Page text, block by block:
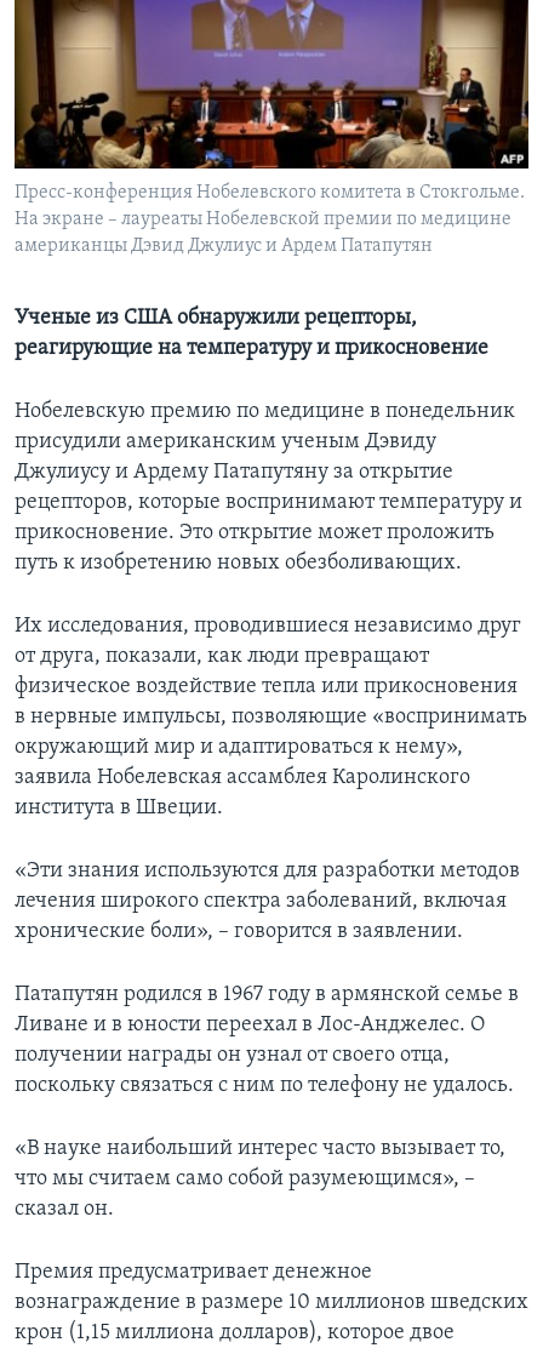
Learning English
СОЦИАЛЬНЫЕ СЕТИ
Языки
Пресс-конференция Нобелевского комитета в Стокгольме.
На экране – лауреаты Нобелевской премии по медицине
американцы Дэвид Джулиус и Ардем Патапутян
Ученые из США обнаружили рецепторы,
реагирующие на температуру и прикосновение
Нобелевскую премию по медицине в понедельник
присудили американским ученым Дэвиду
Джулиусу и Ардему Патапутяну за открытие
рецепторов, которые воспринимают температуру и
прикосновение. Это открытие может проложить
путь к изобретению новых обезболивающих.
Их исследования, проводившиеся независимо друг
от друга, показали, как люди превращают
физическое воздействие тепла или прикосновения
в нервные импульсы, позволяющие «воспринимать
окружающий мир и адаптироваться к нему»,
заявила Нобелевская ассамблея Каролинского
института в Швеции.
«Эти знания используются для разработки методов
лечения широкого спектра заболеваний, включая
хронические боли», – говорится в заявлении.
Патапутян родился в 1967 году в армянской семье в
Ливане и в юности переехал в Лос-Анджелес. О
получении награды он узнал от своего отца,
поскольку связаться с ним по телефону не удалось.
«В науке наибольший интерес часто вызывает то,
что мы считаем само собой разумеющимся», –
сказал он.
Премия предусматривает денежное
вознаграждение в размере 10 миллионов шведских
крон (1,15 миллиона долларов), которое двое